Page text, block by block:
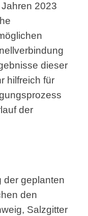
2023
dieser
hilfreich für
der
der geplanten
den
Salzgitter